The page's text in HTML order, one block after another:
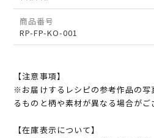
商品番号
RP-FP-KO-001
【注意事項】
※お届けするレシピの参考作品の写
るものと柄や素材が異なる場合がご
【在庫表示について】